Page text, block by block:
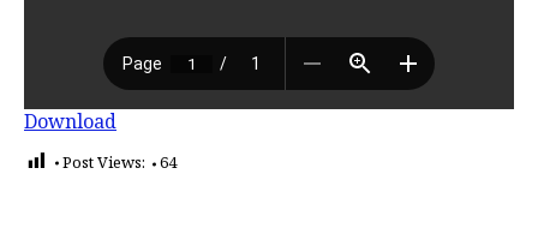
Download
Post Views: 64